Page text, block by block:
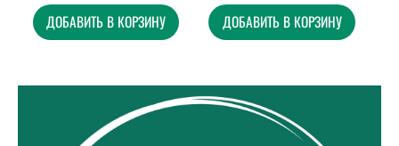
ДОБАВИТЬ В КОРЗИНУ ДОБАВИТЬ В КОРЗИНУ